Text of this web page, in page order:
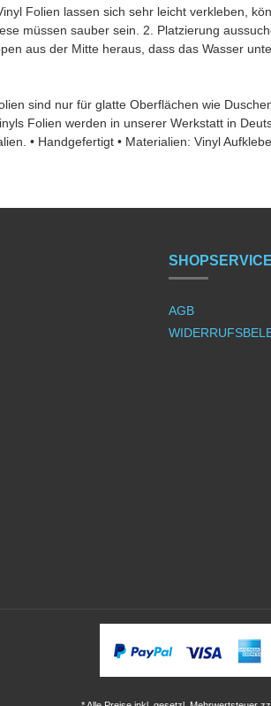
Folien lassen sich sehr leicht verkleben,
müssen sauber sein. 2. Platzierung
aus der Mitte heraus, dass das Wasser
sind nur für glatte Oberflächen wie
Folien werden in unserer Werkstatt in
• Handgefertigt • Materialien: Vinyl
SHOPSERVICE
AGB